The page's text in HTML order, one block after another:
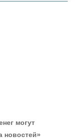
могут
новостей»